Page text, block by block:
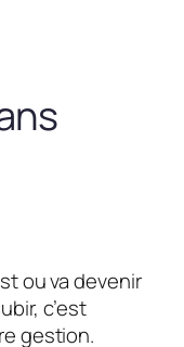
ou va devenir
c’est
gestion.